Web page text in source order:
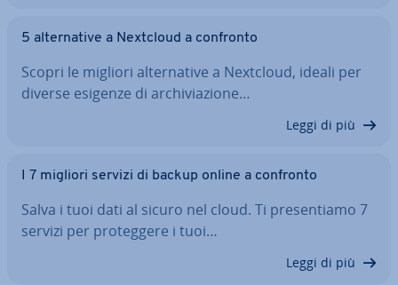
5 al­ter­na­ti­ve a Nextcloud a confronto
Scopri le migliori al­ter­na­ti­ve a Nextcloud, ideali per
diverse esigenze di ar­chi­via­zio­ne…
Leggi di più
I 7 migliori servizi di backup online a confronto
Salva i tuoi dati al sicuro nel cloud. Ti pre­sen­tia­mo 7
servizi per pro­teg­ge­re i tuoi…
Leggi di più